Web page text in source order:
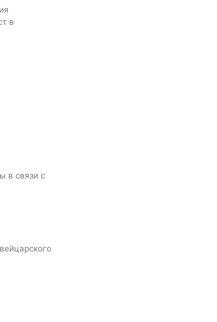
в
в связи с